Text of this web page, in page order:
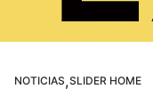
NOTICIAS,SLIDER HOME